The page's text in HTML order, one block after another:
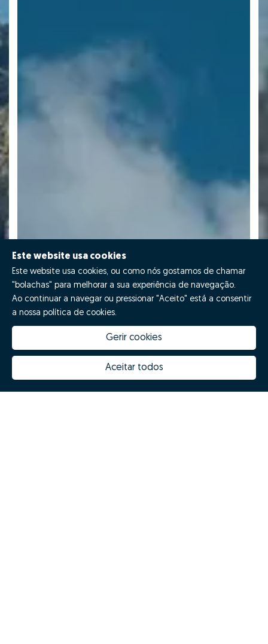
Este website usa cookies
Este website usa cookies, ou como nós gostamos de chamar
"bolachas" para melhorar a sua experiência de navegação.
Ao continuar a navegar ou pressionar "Aceito" está a consentir
a nossa política de cookies.
Gerir cookies
Aceitar todos